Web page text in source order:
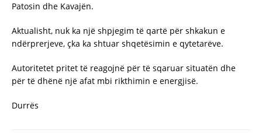
Patosin dhe Kavajën.
Aktualisht, nuk ka një shpjegim të qartë për shkakun e
ndërprerjeve, çka ka shtuar shqetësimin e qytetarëve.
Autoritetet pritet të reagojnë për të sqaruar situatën dhe
për të dhënë një afat mbi rikthimin e energjisë.
Durrës